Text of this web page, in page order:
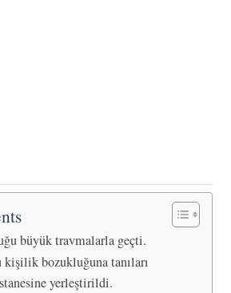
büyük travmalarla geçti.
bozukluğuna tanıları
yerleştirildi.